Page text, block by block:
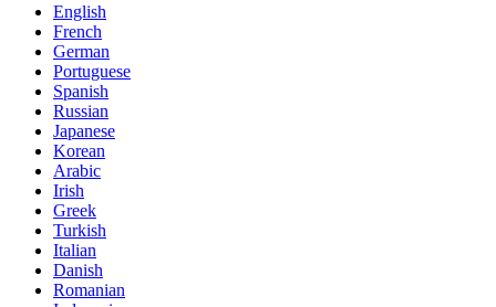
English
French
German
Portuguese
Spanish
Russian
Japanese
Korean
Arabic
Irish
Greek
Turkish
Italian
Danish
Romanian